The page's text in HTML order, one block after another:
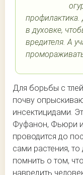
профилактика.
в духовке,
вредителя. А
Для борьбы с
почву
инсектицидами.
Фуфанон, Фьюри
проводится до
сами растения,
помнить о том,
навредить